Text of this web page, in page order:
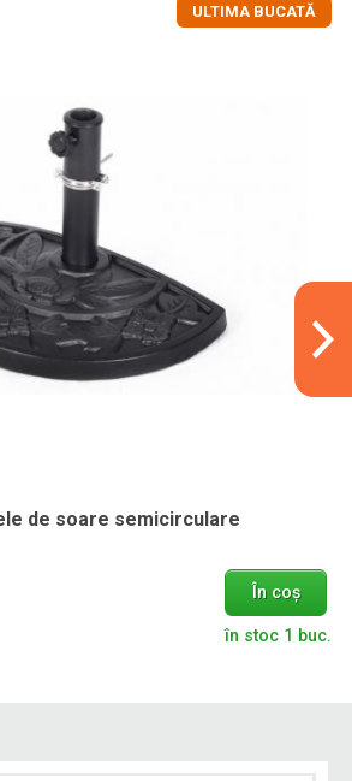
ULTIMA BUCATĂ
de soare semicirculare
În coș
în stoc 1 buc.